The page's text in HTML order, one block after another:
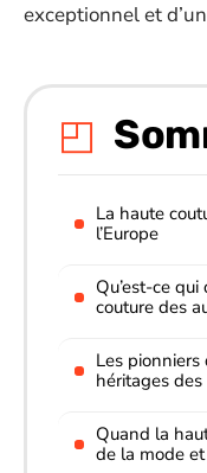
exceptionnel et
La haute
l’Europe
Qu’est-ce
couture des
Les pionniers
héritages
Quand la
de la mode